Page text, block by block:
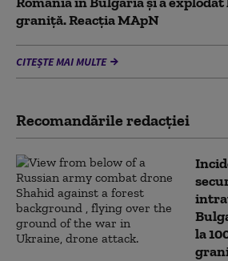
graniţă. Reacția MApN
CITEȘTE MAI MULTE
Recomandările redacţiei
la